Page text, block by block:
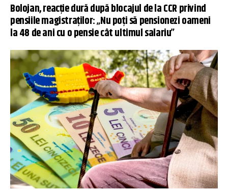
Bolojan, reacție dură după blocajul de la CCR privind
pensiile magistraților: „Nu poţi să pensionezi oameni
la 48 de ani cu o pensie cât ultimul salariu”